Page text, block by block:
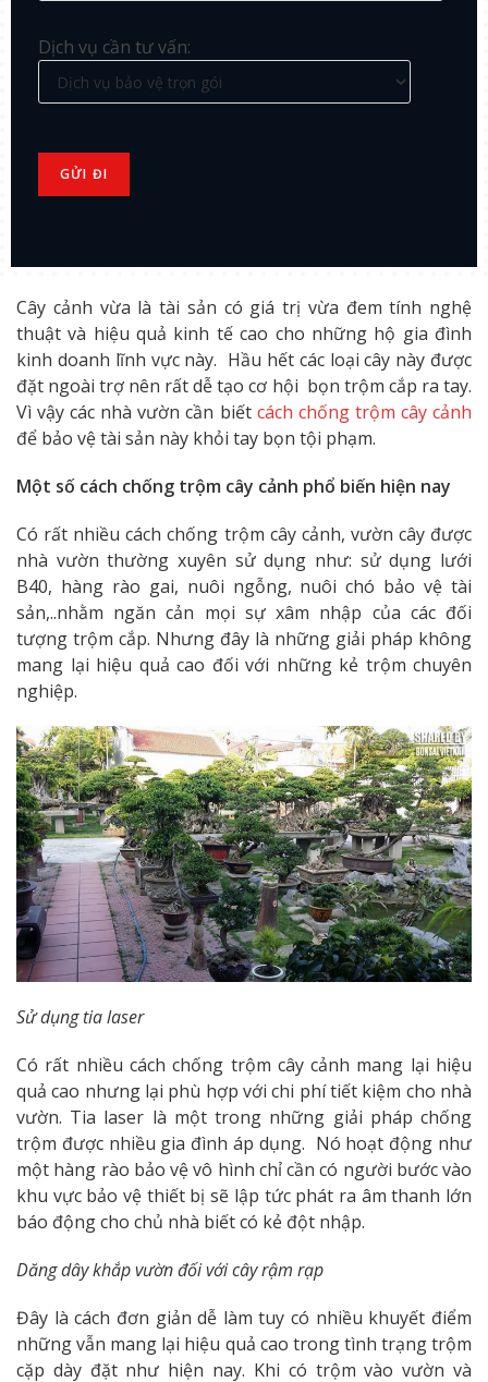
Dịch vụ cần tư vấn:
Cây cảnh vừa là tài sản có giá trị vừa đem tính nghệ
thuật và hiệu quả kinh tế cao cho những hộ gia đình
kinh doanh lĩnh vực này. Hầu hết các loại cây này được
đặt ngoài trợ nên rất dễ tạo cơ hội bọn trộm cắp ra tay.
Vì vậy các nhà vườn cần biết cách chống trộm cây cảnh
để bảo vệ tài sản này khỏi tay bọn tội phạm.
Một số cách chống trộm cây cảnh phổ biến hiện nay
Có rất nhiều cách chống trộm cây cảnh, vườn cây được
nhà vườn thường xuyên sử dụng như: sử dụng lưới
B40, hàng rào gai, nuôi ngỗng, nuôi chó bảo vệ tài
sản,..nhằm ngăn cản mọi sự xâm nhập của các đối
tượng trộm cắp. Nhưng đây là những giải pháp không
mang lại hiệu quả cao đối với những kẻ trộm chuyên
nghiệp.
Sử dụng tia laser
Có rất nhiều cách chống trộm cây cảnh mang lại hiệu
quả cao nhưng lại phù hợp với chi phí tiết kiệm cho nhà
vườn. Tia laser là một trong những giải pháp chống
trộm được nhiều gia đình áp dụng. Nó hoạt động như
một hàng rào bảo vệ vô hình chỉ cần có người bước vào
khu vực bảo vệ thiết bị sẽ lập tức phát ra âm thanh lớn
báo động cho chủ nhà biết có kẻ đột nhập.
Dăng dây khắp vườn đối với cây rậm rạp
Đây là cách đơn giản dễ làm tuy có nhiều khuyết điểm
những vẫn mang lại hiệu quả cao trong tình trạng trộm
cặp dày đặt như hiện nay. Khi có trộm vào vườn và